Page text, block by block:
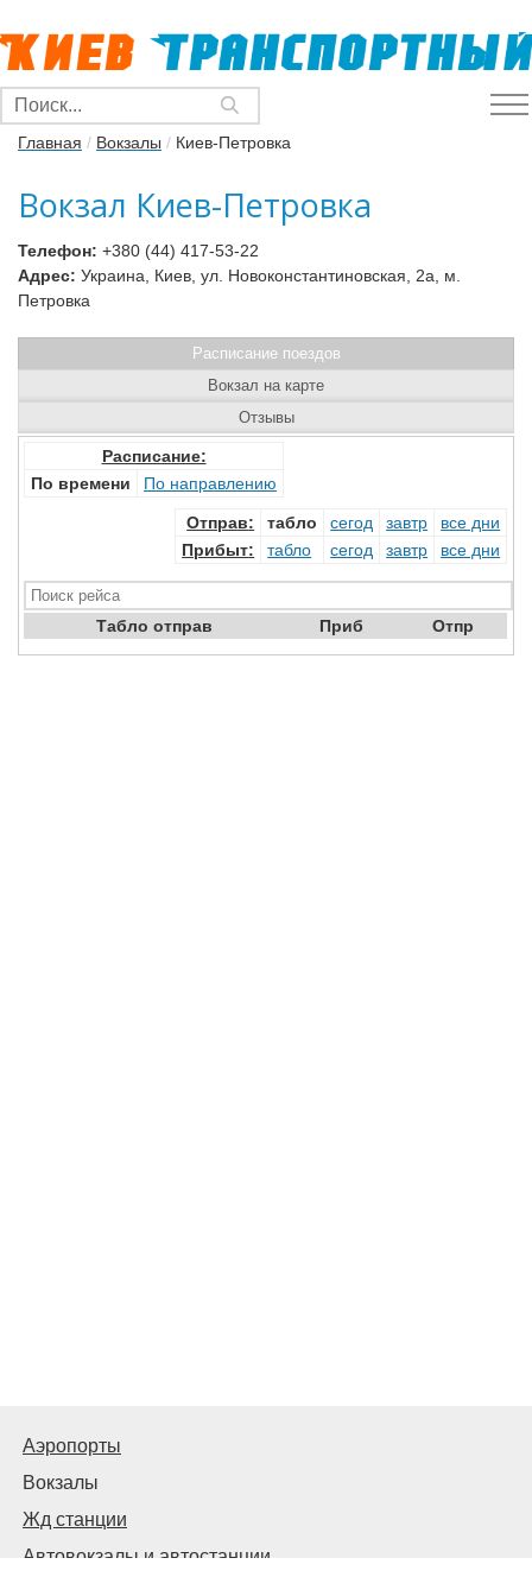
Главная / Вокзалы / Киев-Петровка
Вокзал Киев-Петровка
Телефон: +380 (44) 417-53-22
Адрес: Украина, Киев, ул. Новоконстантиновская, 2а, м.
Петровка
Расписание поездов
Расписание:
По времени
По направлению
Отправ: табло сегод завтр
все дни
Прибыт: табло сегод завтр все дни
Табло отправ Приб Отпр
Вокзал на карте
Отзывы
Аэропорты
Вокзалы
Жд станции
Автовокзалы и автостанции